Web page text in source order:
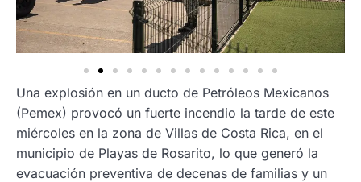
Una explosión en un ducto de Petróleos Mexicanos
(Pemex) provocó un fuerte incendio la tarde de este
miércoles en la zona de Villas de Costa Rica, en el
municipio de Playas de Rosarito, lo que generó la
evacuación preventiva de decenas de familias y un